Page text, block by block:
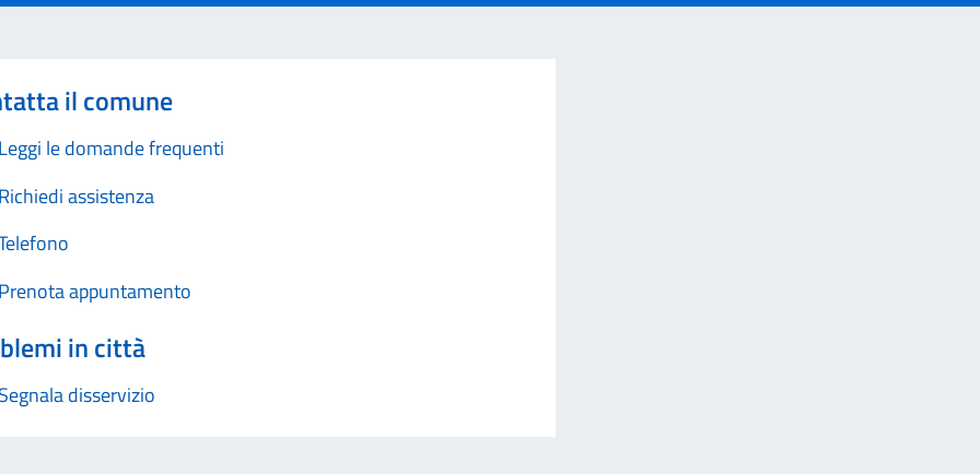
il comune
Leggi le domande frequenti
Richiedi assistenza
Prenota appuntamento
in città
Segnala disservizio